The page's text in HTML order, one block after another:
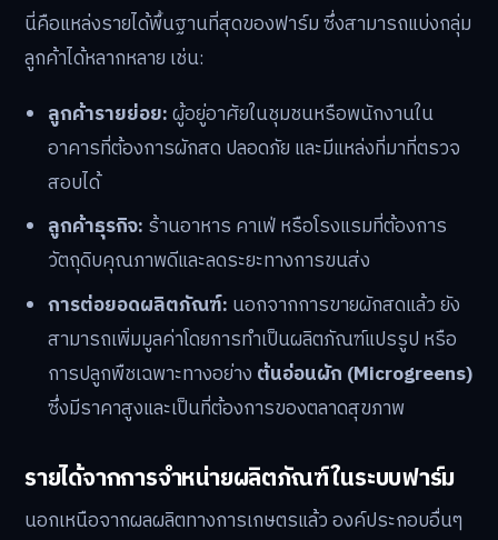
นี่คือแหล่งรายได้พื้นฐานที่สุดของฟาร์ม ซึ่งสามารถแบ่งกลุ่ม
ลูกค้าได้หลากหลาย เช่น:
ลูกค้ารายย่อย:ผู้อยู่อาศัยในชุมชนหรือพนักงานใน
อาคารที่ต้องการผักสด ปลอดภัย และมีแหล่งที่มาที่ตรวจ
สอบได้
ลูกค้าธุรกิจ: ร้านอาหาร คาเฟ่ หรือโรงแรมที่ต้องการ
วัตถุดิบคุณภาพดีและลดระยะทางการขนส่ง
การต่อยอดผลิตภัณฑ์: นอกจากการขายผักสดแล้ว ยัง
สามารถเพิ่มมูลค่าโดยการทำเป็นผลิตภัณฑ์แปรรูป หรือ
การปลูกพืชเฉพาะทางอย่าง ต้นอ่อนผัก (Microgreens)
ซึ่งมีราคาสูงและเป็นที่ต้องการของตลาดสุขภาพ
รายได้จากการจำหน่ายผลิตภัณฑ์ในระบบฟาร์ม
นอกเหนือจากผลผลิตทางการเกษตรแล้ว องค์ประกอบอื่นๆ